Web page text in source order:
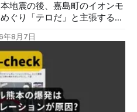
地震の後、嘉島町のイオンモ
ぐり「テロだ」と主張する投
していますが、現時点で未解
専門家らによる事故調査委員
2026
爆発がテロによるものだと主
示は19万件を超える。 同様
年8月7日